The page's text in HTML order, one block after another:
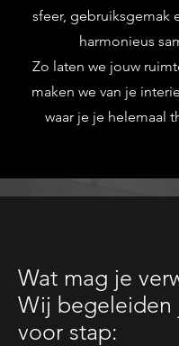
sfeer, gebruiksgemak
harmonieus
Zo laten we jouw
maken we van je
waar je je helemaal
Wat mag je
Wij begeleiden
voor stap: